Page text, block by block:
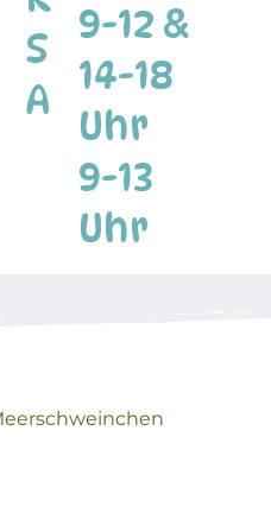
S
A
9-12 &
14-18
Uhr
9-13
Uhr